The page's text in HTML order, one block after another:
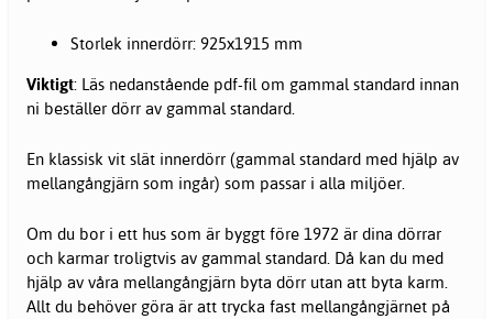
Storlek innerdörr: 925x1915 mm
Viktigt: Läs nedanstående pdf-fil om gammal standard innan
ni beställer dörr av gammal standard.
En klassisk vit slät innerdörr (gammal standard med hjälp av
mellangångjärn som ingår) som passar i alla miljöer.
Om du bor i ett hus som är byggt före 1972 är dina dörrar
och karmar troligtvis av gammal standard. Då kan du med
hjälp av våra mellangångjärn byta dörr utan att byta karm.
Allt du behöver göra är att trycka fast mellangångjärnet på